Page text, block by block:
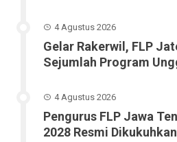
4 Agustus 2026
Gelar Rakerwil, FLP
Sejumlah Program
4 Agustus 2026
Pengurus FLP Jawa
2028 Resmi Dikukuhkan